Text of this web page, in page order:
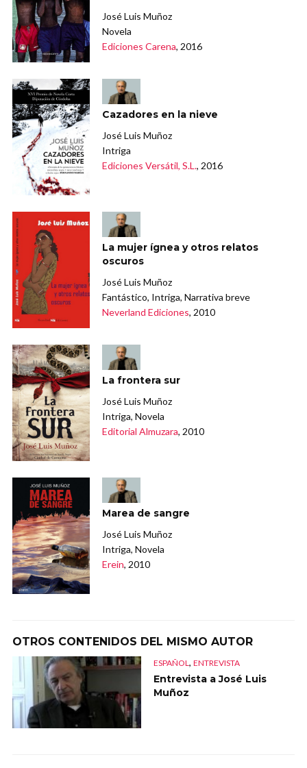
José Luis Muñoz
Novela
Ediciones Carena, 2016
Cazadores en la nieve
José Luis Muñoz
Intriga
Ediciones Versátil, S.L., 2016
La mujer ígnea y otros relatos
oscuros
José Luis Muñoz
Fantástico, Intriga, Narrativa breve
Neverland Ediciones, 2010
La frontera sur
José Luis Muñoz
Intriga, Novela
Editorial Almuzara, 2010
Marea de sangre
José Luis Muñoz
Intriga, Novela
Erein, 2010
OTROS CONTENIDOS DEL MISMO AUTOR
ESPAÑOL, ENTREVISTA
Entrevista a José Luis
Muñoz